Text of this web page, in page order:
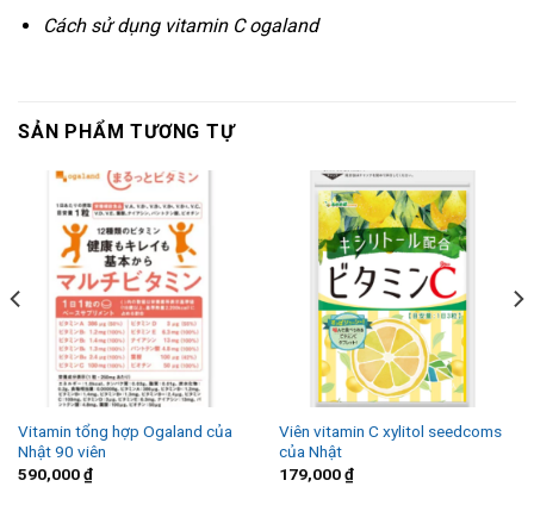
Cách sử dụng vitamin C ogaland
SẢN PHẨM TƯƠNG TỰ
Vitamin tổng hợp Ogaland của
Nhật 90 viên
590,000₫
Viên vitamin C xylitol seedcoms
của Nhật
179,000₫